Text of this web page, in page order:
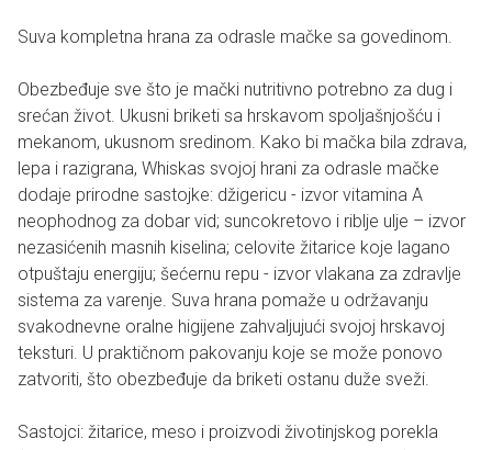
Suva kompletna hrana za odrasle mačke sa govedinom.
Obezbeđuje sve što je mački nutritivno potrebno za dug i
srećan život. Ukusni briketi sa hrskavom spoljašnjošću i
mekanom, ukusnom sredinom. Kako bi mačka bila zdrava,
lepa i razigrana, Whiskas svojoj hrani za odrasle mačke
dodaje prirodne sastojke: džigericu - izvor vitamina A
neophodnog za dobar vid; suncokretovo i riblje ulje – izvor
nezasićenih masnih kiselina; celovite žitarice koje lagano
otpuštaju energiju; šećernu repu - izvor vlakana za zdravlje
sistema za varenje. Suva hrana pomaže u održavanju
svakodnevne oralne higijene zahvaljujući svojoj hrskavoj
teksturi. U praktičnom pakovanju koje se može ponovo
zatvoriti, što obezbeđuje da briketi ostanu duže sveži.
Sastojci: žitarice, meso i proizvodi životinjskog porekla